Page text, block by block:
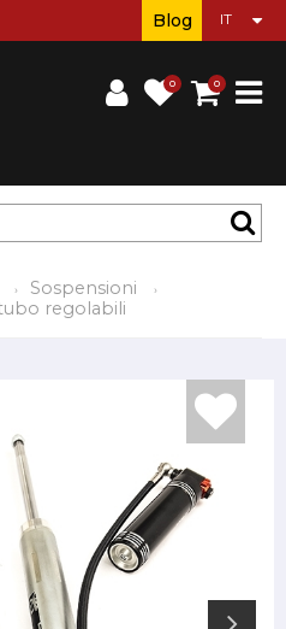
0 0
Blog
Sospensioni
regolabili